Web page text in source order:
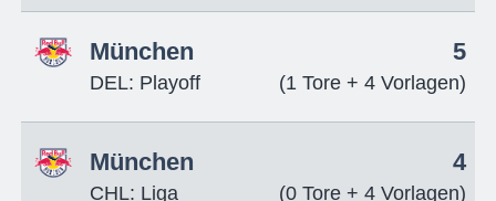
München
DEL: Playoff
5
(1 Tore + 4 Vorlagen)
München
CHL: Liga
4
(0 Tore + 4 Vorlagen)